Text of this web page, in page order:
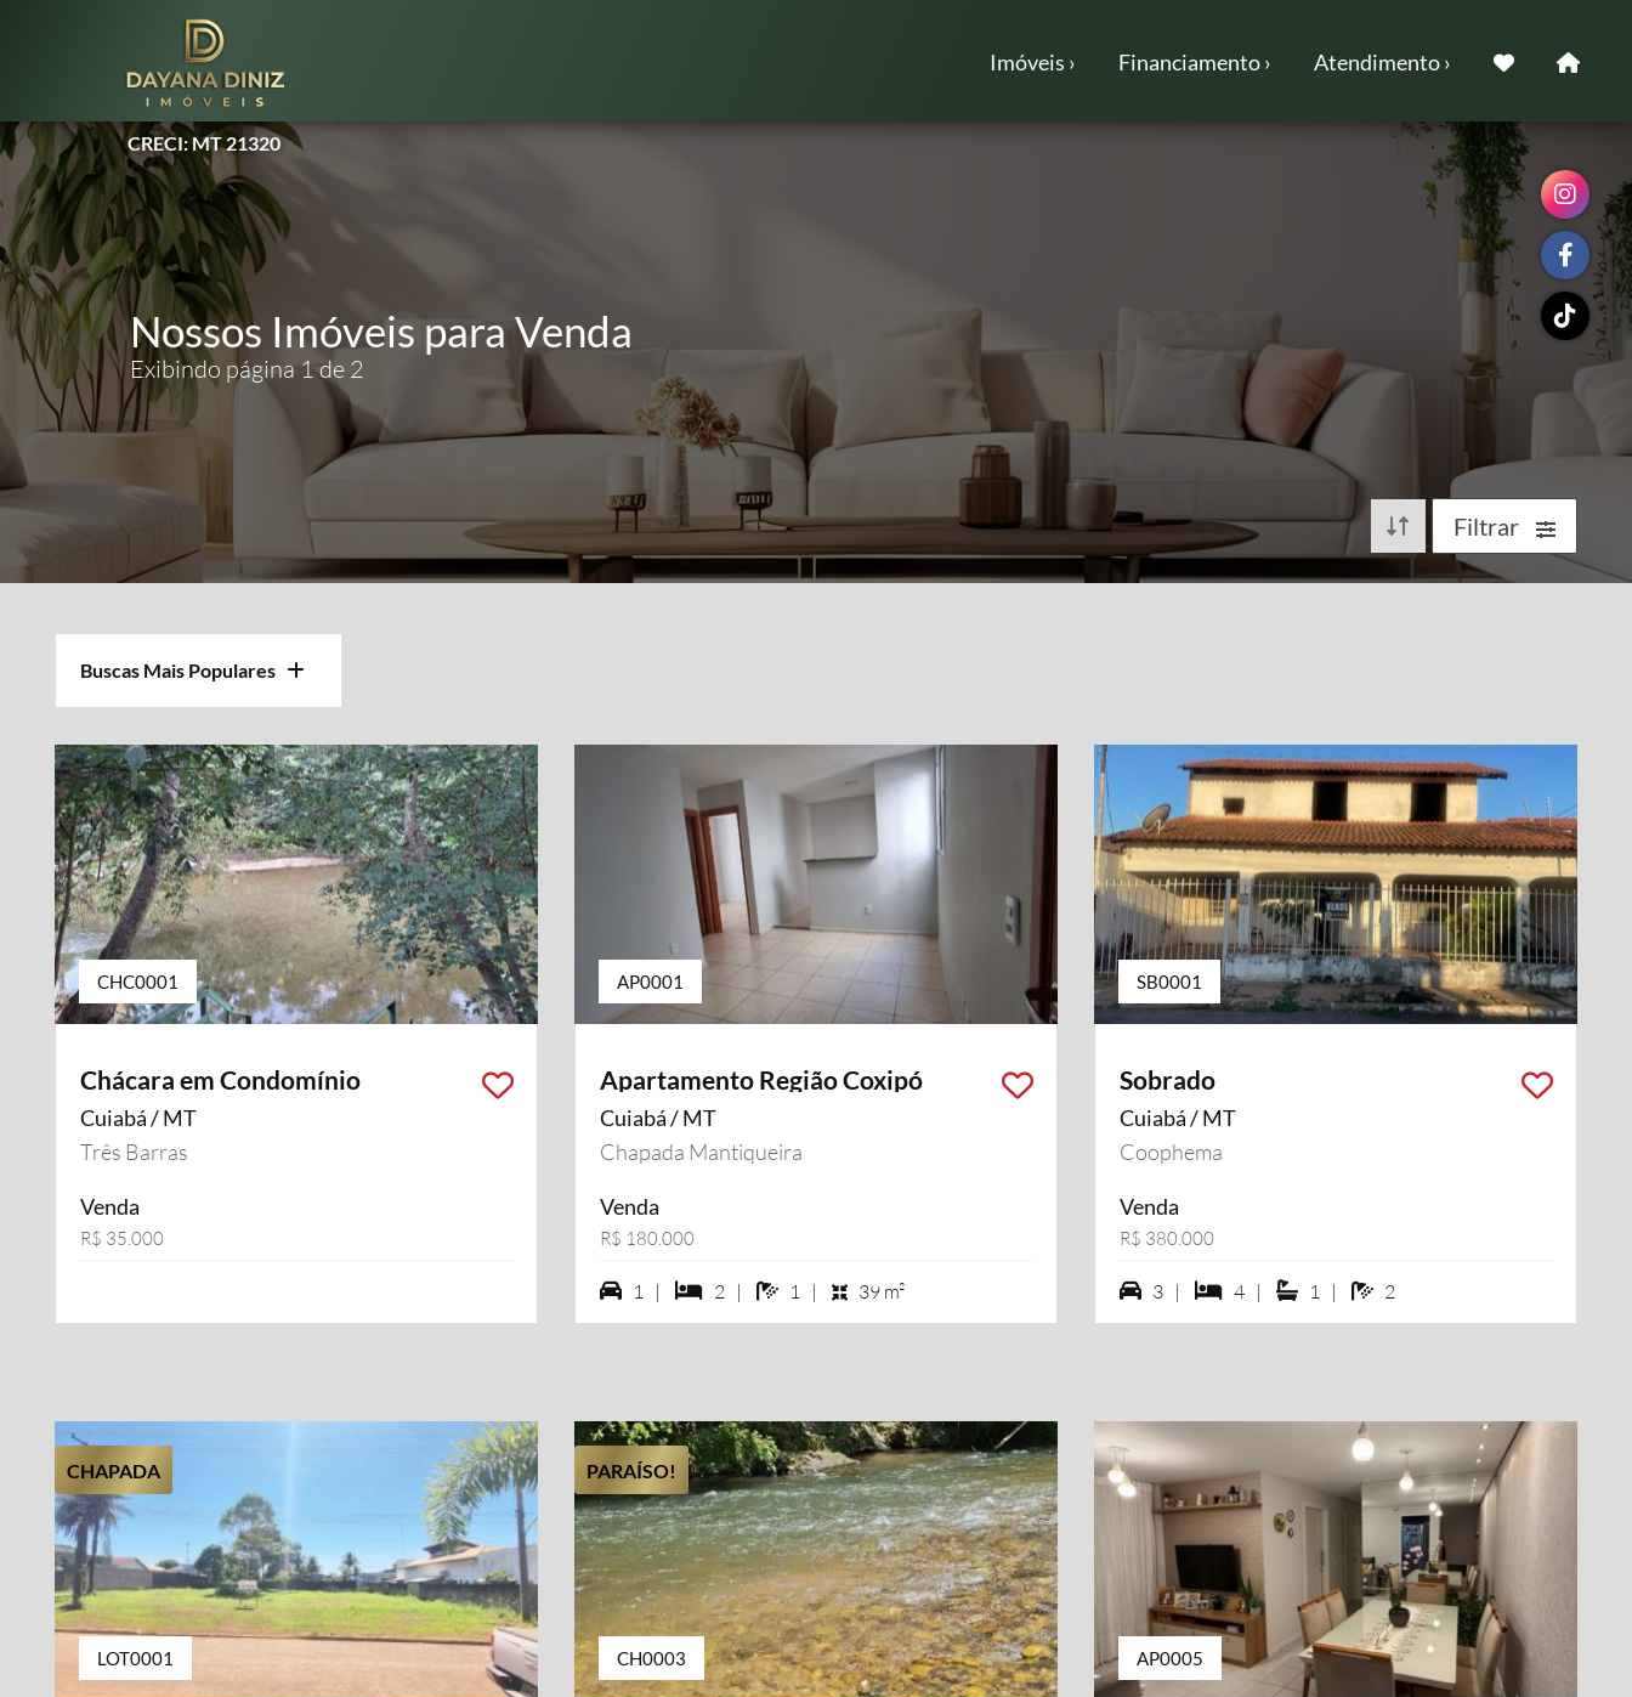
CRECI: MT 21320
Imóveis › Financiamento › Atendimento ›
Nossos Imóveis para Venda
Exibindo página 1 de 2
Filtrar
Buscas Mais Populares
CHC0001
Chácara em Condomínio
Cuiabá / MT
Três Barras
Venda
R$ 35.000
AP0001
Apartamento Região Coxipó
Cuiabá / MT
Chapada Mantiqueira
Venda
R$ 180.000
1 vagas na garagem
1 | 2 dormiórios
2 | 1 banheiros
1 | 39 m²
SB0001
Sobrado
Cuiabá / MT
Coophema
Venda
R$ 380.000
3 vagas na garagem
3 | 4 dormiórios
4 | 1 suítes
1 | 2 banheiros
2
CHAPADA
LOT0001
PARAÍSO!
CH0003 AP0005